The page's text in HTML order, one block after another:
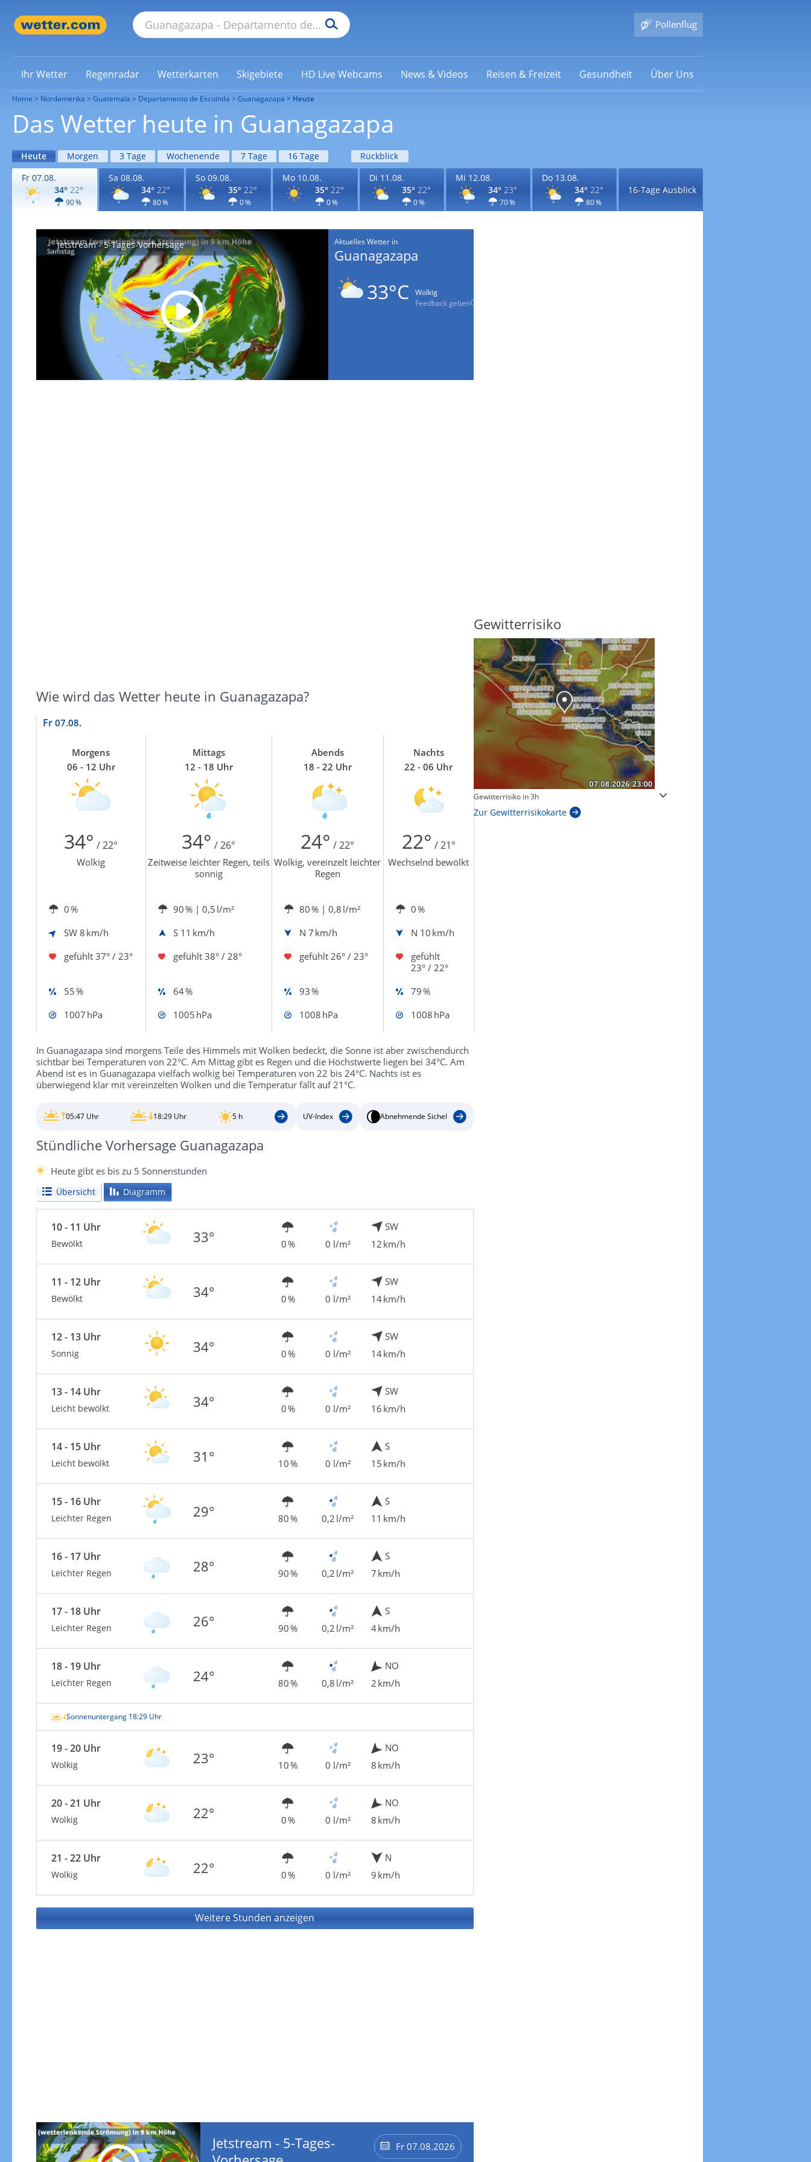
Pollenflug
Ihr Wetter Regenradar Wetterkarten Skigebiete HD Live Webcams News & Videos Reisen & Freizeit Gesundheit Über Uns
Home Nordamerika Guatemala Departamento de Escuintla Guanagazapa Heute
Das Wetter heute in Guanagazapa
Heute Morgen 3 Tage Wochenende 7 Tage 16 Tage
Rückblick
Fr 07.08.
34° 22°
90 %
Sa 08.08.
34° 22°
80 %
So 09.08.
35° 22°
0 %
Mo 10.08.
35° 22°
0 %
Di 11.08.
35° 22°
0 %
Mi 12.08.
34° 23°
70 %
Do 13.08.
34° 22°
80 %
16-Tage Ausblick
Jetstream - 5-Tages-Vorhersage Aktuelles Wetter in
Guanagazapa
33°C
Wolkig
Feedback geben
Wie wird das Wetter heute in Guanagazapa?
Fr 07.08.
Morgens
06 - 12 Uhr
Mittags
12 - 18 Uhr
Abends
18 - 22 Uhr
Nachts
22 - 06 Uhr
34° / 22° 34° / 26° 24° / 22° 22° / 21°
Wolkig
Zeitweise leichter Regen, teils
sonnig
Wolkig, vereinzelt leichter
Regen
Wechselnd bewölkt
0 % 90 % | 0,5 l/m² 80 % | 0,8 l/m²
0 %
SW 8 km/h S 11 km/h N 7 km/h N 10 km/h
gefühlt 37° / 23° gefühlt 38° / 28° gefühlt 26° / 23°
gefühlt
23° / 22°
55 %
64 % 93 %
79 %
1007 hPa
1005 hPa 1008 hPa 1008 hPa
In Guanagazapa sind morgens Teile des Himmels mit Wolken bedeckt, die Sonne ist aber zwischendurch
sichtbar bei Temperaturen von 22°C. Am Mittag gibt es Regen und die Höchstwerte liegen bei 34°C. Am
Abend ist es in Guanagazapa vielfach wolkig bei Temperaturen von 22 bis 24°C. Nachts ist es
überwiegend klar mit vereinzelten Wolken und die Temperatur fällt auf 21°C.
05:47 Uhr 18:29 Uhr 5 h UV-Index Abnehmende Sichel
Stündliche Vorhersage Guanagazapa
Heute gibt es bis zu 5 Sonnenstunden
Übersicht Diagramm
10 - 11 Uhr
Bewölkt 33° 0 % 0 l/m²
SW
12 km/h
11 - 12 Uhr
Bewölkt 34° 0 % 0 l/m²
SW
14 km/h
12 - 13 Uhr
Sonnig 34° 0 % 0 l/m²
SW
14 km/h
13 - 14 Uhr
Leicht bewölkt 34° 0 % 0 l/m²
SW
16 km/h
14 - 15 Uhr
Leicht bewölkt 31° 10 % 0 l/m²
S
15 km/h
15 - 16 Uhr
Leichter Regen 29° 80 % 0,2 l/m²
S
11 km/h
16 - 17 Uhr
Leichter Regen 28° 90 % 0,2 l/m²
S
7 km/h
17 - 18 Uhr
Leichter Regen 26° 90 % 0,2 l/m²
S
4 km/h
18 - 19 Uhr
Leichter Regen 24° 80 % 0,8 l/m²
NO
2 km/h
Sonnenuntergang 18:29 Uhr
19 - 20 Uhr
Wolkig 23° 10 % 0 l/m²
NO
8 km/h
20 - 21 Uhr
Wolkig 22° 0 % 0 l/m²
NO
8 km/h
21 - 22 Uhr
Wolkig 22° 0 % 0 l/m²
N
9 km/h
Weitere Stunden anzeigen
Fr 07.08.2026
Jetstream - 5-Tages-
Windgeschwindigkeiten in 3h
Zur Windgeschwindigkeitenkarte
Sonnenschein heute
Zur Sonnenscheindauerkarte
Gewitterrisiko
Gewitterrisiko in 3h
Zur Gewitterrisikokarte
Windböen heute